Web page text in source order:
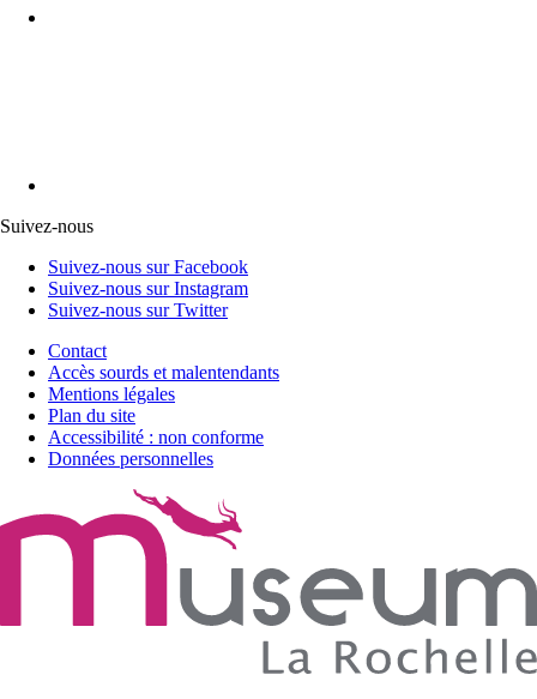
Suivez-nous
Suivez-nous sur Facebook
Suivez-nous sur Instagram
Suivez-nous sur Twitter
Contact
Accès sourds et malentendants
Mentions légales
Plan du site
Accessibilité : non conforme
Données personnelles